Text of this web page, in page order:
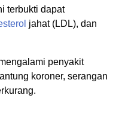
terbukti dapat
jahat (LDL), dan
penyakit
koroner, serangan